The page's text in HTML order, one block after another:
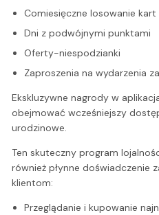
Comiesięczne losowanie
Dni z podwójnymi punktami
Oferty-niespodzianki
Zaproszenia na wydarzenia
Ekskluzywne nagrody w
obejmować wcześniejszy
urodzinowe.
Ten skuteczny program
również płynne doświadczenie
klientom:
Przeglądanie i kupowanie